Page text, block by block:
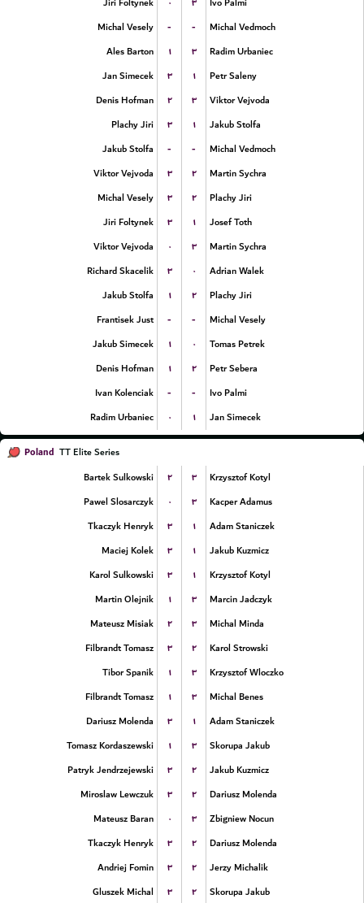
Michal Vesely
- -
Michal Vedmoch
Ales Barton
۱ ۳
Radim Urbaniec
Jan Simecek
۳ ۱
Petr Saleny
Denis Hofman
۲ ۳
Viktor Vejvoda
Plachy Jiri
۳ ۱
Jakub Stolfa
Jakub Stolfa
- -
Michal Vedmoch
Viktor Vejvoda
۳ ۲
Martin Sychra
Michal Vesely
۳ ۲
Plachy Jiri
Jiri Foltynek
۳ ۱
Josef Toth
Viktor Vejvoda
۰ ۳
Martin Sychra
Richard Skacelik
۳ ۰
Adrian Walek
Jakub Stolfa
۱ ۲
Plachy Jiri
Frantisek Just
- -
Michal Vesely
Jakub Simecek
۱ ۰
Tomas Petrek
Denis Hofman
۱ ۲
Petr Sebera
Ivan Kolenciak
- -
Ivo Palmi
Radim Urbaniec
۰ ۱ Jan Simecek
Poland TT Elite Series
Bartek Sulkowski
۲ ۳
Krzysztof Kotyl
Pawel Slosarczyk
۰ ۳
Kacper Adamus
Tkaczyk Henryk
۳ ۱
Adam Staniczek
Maciej Kolek
۳ ۱
Jakub Kuzmicz
Karol Sulkowski
۳ ۱
Krzysztof Kotyl
Martin Olejnik
۱ ۳
Marcin Jadczyk
Mateusz Misiak
۲ ۳
Michal Minda
Filbrandt Tomasz
۳ ۲
Karol Strowski
Tibor Spanik
۱ ۳
Krzysztof Wloczko
Filbrandt Tomasz
۱ ۳
Michal Benes
Dariusz Molenda
۳ ۱
Adam Staniczek
Tomasz Kordaszewski
۱ ۳
Skorupa Jakub
Patryk Jendrzejewski
۳ ۲
Jakub Kuzmicz
Miroslaw Lewczuk
۳ ۲
Dariusz Molenda
Mateusz Baran
۰ ۳
Zbigniew Nocun
Tkaczyk Henryk
۳ ۲
Dariusz Molenda
Andriej Fomin
۳ ۲
Jerzy Michalik
Gluszek Michal
۳ ۲
Skorupa Jakub